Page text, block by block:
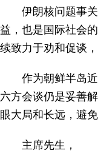
伊朗核问题事关
益，也是国际社会
续致力于劝和促谈
作为朝鲜半岛近
六方会谈仍是妥善
眼大局和长远，避
主席先生，